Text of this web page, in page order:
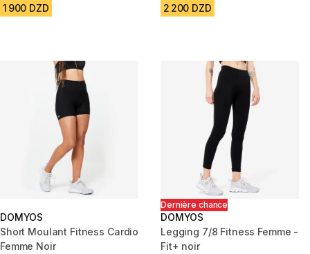
1 900 DZD 2 200 DZD
DOMYOS
Short Moulant Fitness Cardio
Femme Noir
Dernière chance
DOMYOS
Legging 7/8 Fitness Femme -
Fit+ noir